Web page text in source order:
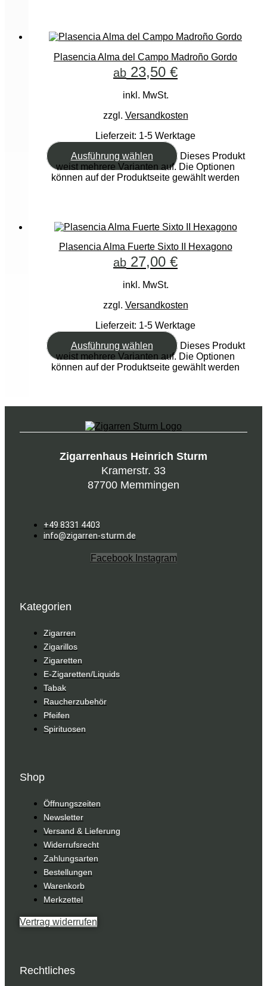
Plasencia Alma del Campo Madroño Gordo
ab 23,50 €
inkl. MwSt.
zzgl. Versandkosten
Lieferzeit: 1-5 Werktage
Ausführung wählen
Dieses Produkt
weist mehrere Varianten auf. Die Optionen
können auf der Produktseite gewählt werden
Plasencia Alma Fuerte Sixto II Hexagono
ab 27,00 €
inkl. MwSt.
zzgl. Versandkosten
Lieferzeit: 1-5 Werktage
Ausführung wählen
Dieses Produkt
weist mehrere Varianten auf. Die Optionen
können auf der Produktseite gewählt werden
Zigarrenhaus Heinrich Sturm
Kramerstr. 33
87700 Memmingen
+49 8331 4403
info@zigarren-sturm.de
Facebook Instagram
Kategorien
Zigarren
Zigarillos
Zigaretten
E-Zigaretten/Liquids
Tabak
Raucherzubehör
Pfeifen
Spirituosen
Shop
Öffnungszeiten
Newsletter
Versand & Lieferung
Widerrufsrecht
Zahlungsarten
Bestellungen
Warenkorb
Merkzettel
Vertrag widerrufen
Rechtliches